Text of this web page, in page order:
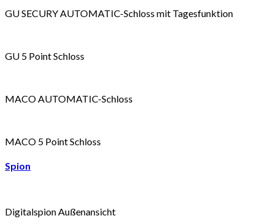
GU SECURY AUTOMATIC-Schloss mit Tagesfunktion
GU 5 Point Schloss
MACO AUTOMATIC-Schloss
MACO 5 Point Schloss
Spion
Digitalspion Außenansicht